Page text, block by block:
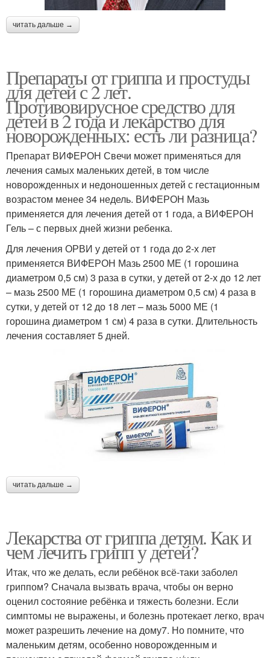
читать дальше →
Препараты от гриппа и простуды
для детей с 2 лет.
Противовирусное средство для
детей в 2 года и лекарство для
новорожденных: есть ли разница?
Препарат ВИФЕРОН Свечи может применяться для
лечения самых маленьких детей, в том числе
новорожденных и недоношенных детей с гестационным
возрастом менее 34 недель. ВИФЕРОН Мазь
применяется для лечения детей от 1 года, а ВИФЕРОН
Гель – с первых дней жизни ребенка.
Для лечения ОРВИ у детей от 1 года до 2-х лет
применяется ВИФЕРОН Мазь 2500 МЕ (1 горошина
диаметром 0,5 см) 3 раза в сутки, у детей от 2-х до 12 лет
– мазь 2500 МЕ (1 горошина диаметром 0,5 см) 4 раза в
сутки, у детей от 12 до 18 лет – мазь 5000 МЕ (1
горошина диаметром 1 см) 4 раза в сутки. Длительность
лечения составляет 5 дней.
читать дальше →
Лекарства от гриппа детям. Как и
чем лечить грипп у детей?
Итак, что же делать, если ребёнок всё-таки заболел
гриппом? Сначала вызвать врача, чтобы он верно
оценил состояние ребёнка и тяжесть болезни. Если
симптомы не выражены, и болезнь протекает легко, врач
может разрешить лечение на дому7. Но помните, что
маленьким детям, особенно новорожденным и